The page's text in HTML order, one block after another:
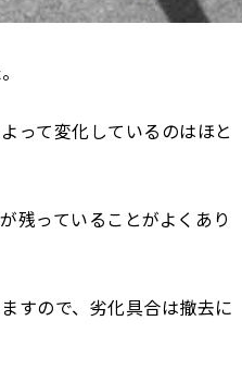
って変化しているのはほと
残っていることがよくあり
すので、劣化具合は撤去に